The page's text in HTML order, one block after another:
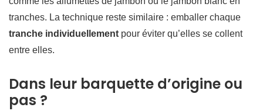
tranches. La technique reste similaire : emballer chaque
tranche individuellement pour éviter qu’elles se collent
entre elles.
Dans leur barquette d’origine ou
pas ?